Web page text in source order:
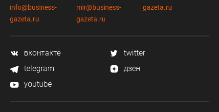
info@business-
gazeta.ru
mir@business-
gazeta.ru
gazeta.ru
вконтакте
twitter
telegram
дзен
youtube